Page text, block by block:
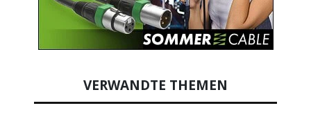
VERWANDTE THEMEN